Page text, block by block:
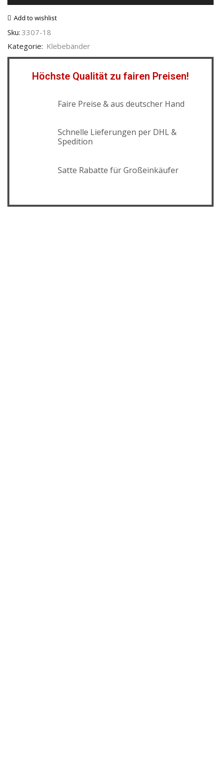
Add to wishlist
Sku: 3307-18
Kategorie: Klebebänder
Höchste Qualität zu fairen Preisen!
Faire Preise & aus deutscher Hand
Schnelle Lieferungen per DHL &
Spedition
Satte Rabatte für Großeinkäufer